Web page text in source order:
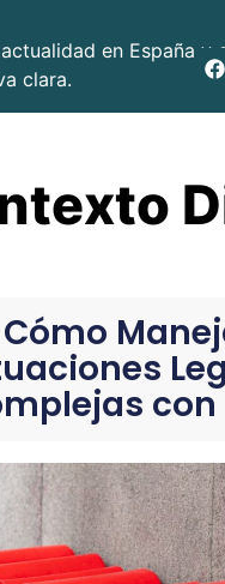
en España y
clara.
Cómo
con